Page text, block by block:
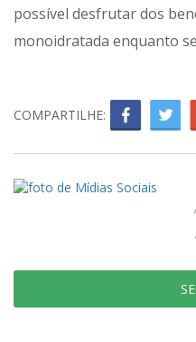
possível desfrutar dos
monoidratada enquanto
COMPARTILHE: